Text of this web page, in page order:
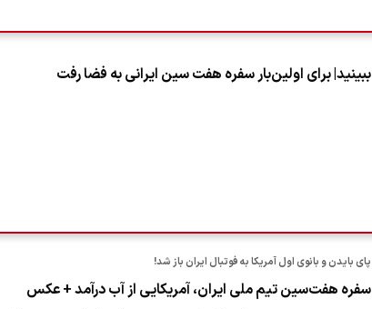
ببینید| برای اولین‌بار سفره هفت سین ایرانی به فضا رفت
پای بایدن و بانوی اول آمریکا به فوتبال ایران باز شد!
سفره هفت‌سین تیم ملی ایران، آمریکایی از آب درآمد + عکس